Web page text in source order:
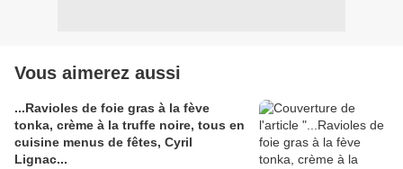
Vous aimerez aussi
...Ravioles de foie gras à la fève
tonka, crème à la truffe noire, tous en
cuisine menus de fêtes, Cyril
Lignac...